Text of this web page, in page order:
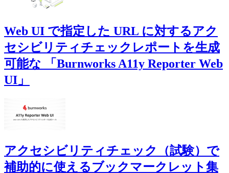
Web UI で指定した URL に対するアク
セシビリティチェックレポートを生成
可能な 「Burnworks A11y Reporter Web
UI」
アクセシビリティチェック（試験）で
補助的に使えるブックマークレット集